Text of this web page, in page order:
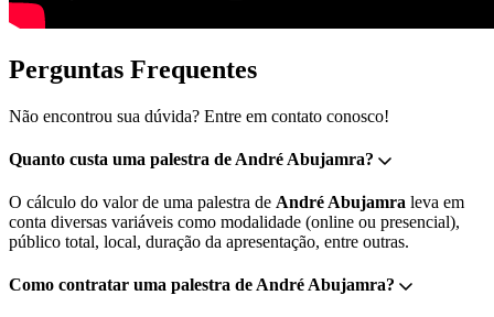
Perguntas Frequentes
Não encontrou sua dúvida? Entre em contato conosco!
Quanto custa uma palestra de André Abujamra?
O cálculo do valor de uma palestra de André Abujamra leva em
conta diversas variáveis como modalidade (online ou presencial),
público total, local, duração da apresentação, entre outras.
Como contratar uma palestra de André Abujamra?